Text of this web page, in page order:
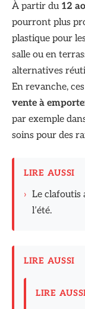
À partir du 12
pourront plus
plastique pour
salle ou en
alternatives
En revanche,
vente à
par exemple
soins pour des
LIRE AUSSI
› Le clafoutis
l’été.
LIRE AUSSI
LIRE